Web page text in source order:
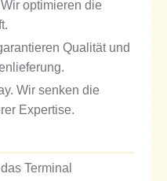
optimieren die
Qualität und
Wir senken die
Expertise.
Terminal